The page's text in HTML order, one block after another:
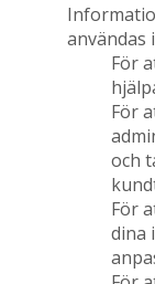
användas
För
För
och
För
dina